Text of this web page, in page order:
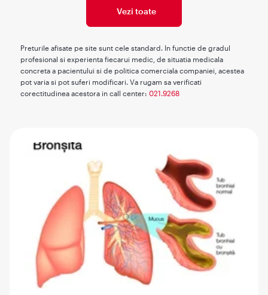
Vezi toate
Preturile afisate pe site sunt cele standard. In functie de gradul
profesional si experienta fiecarui medic, de situatia medicala
concreta a pacientului si de politica comerciala companiei, acestea
pot varia si pot suferi modificari. Va rugam sa verificati
corectitudinea acestora in call center: 021.9268